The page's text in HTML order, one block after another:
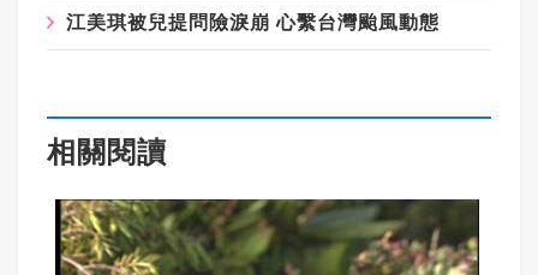
江美琪被兒提問險淚崩 心繫台灣颱風動態
相關閱讀